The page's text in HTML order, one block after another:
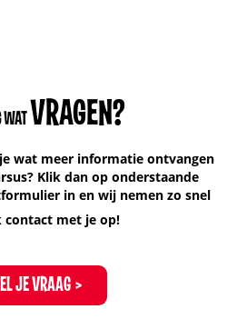
WATVRAGEN?
wat meer informatie ontvangen
Klik dan op onderstaande
in en wij nemen zo snel
contact met je op!
JE VRAAG